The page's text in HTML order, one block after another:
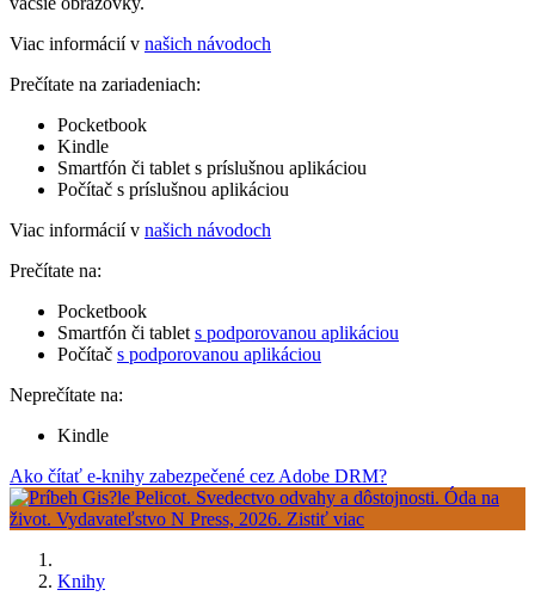
Viac informácií v našich návodoch
Prečítate na zariadeniach:
Pocketbook
Kindle
Smartfón či tablet s príslušnou aplikáciou
Počítač s príslušnou aplikáciou
Viac informácií v našich návodoch
Prečítate na:
Pocketbook
Smartfón či tablet s podporovanou aplikáciou
Počítač s podporovanou aplikáciou
Neprečítate na:
Kindle
Ako čítať e-knihy zabezpečené cez Adobe DRM?
Knihy